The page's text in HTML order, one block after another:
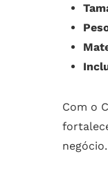
Com o
negócio.